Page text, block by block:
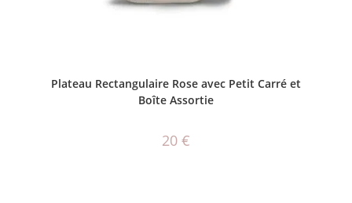
Plateau Rectangulaire Rose avec Petit Carré et
Boîte Assortie
20 €